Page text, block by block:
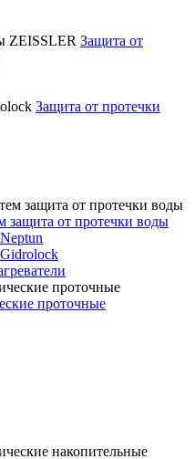
Защита от
Защита от протечки
защита от протечки воды
проточные